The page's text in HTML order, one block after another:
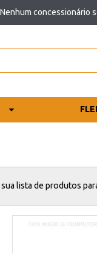
Nenhum concessionário
sua lista de produtos